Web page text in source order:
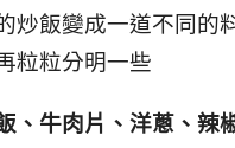
炒飯變成一道不同的
粒粒分明一些
、牛肉片、洋蔥、辣